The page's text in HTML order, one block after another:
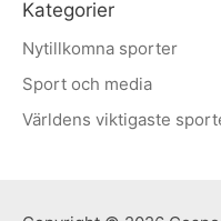
Kategorier
Nytillkomna sporter
Sport och media
Världens viktigaste